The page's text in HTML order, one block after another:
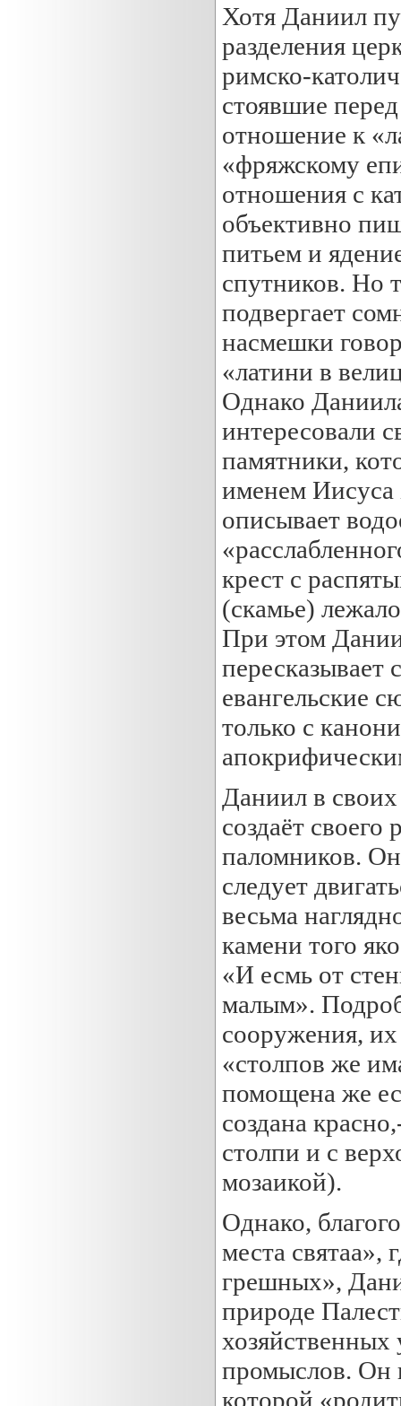
Хотя Даниил
разделения
римско-
стоявшие
отношение к
«фряжскому
отношения с
объективно
питьем и
спутников. Но
подвергает
насмешки
«латини в
Однако
интересовали
памятники,
именем Иисуса
описывает
крест с
(скамье)
При этом
пересказывает
евангельские
только с
Даниил в
создаёт
паломников.
следует
весьма
камени того
«И есмь от
малым».
сооружения,
«столпов же
помощена же
создана
столпи и с
мозаикой).
Однако,
места святаа»,
грешных»,
природе
хозяйственных
промыслов. Он
которой